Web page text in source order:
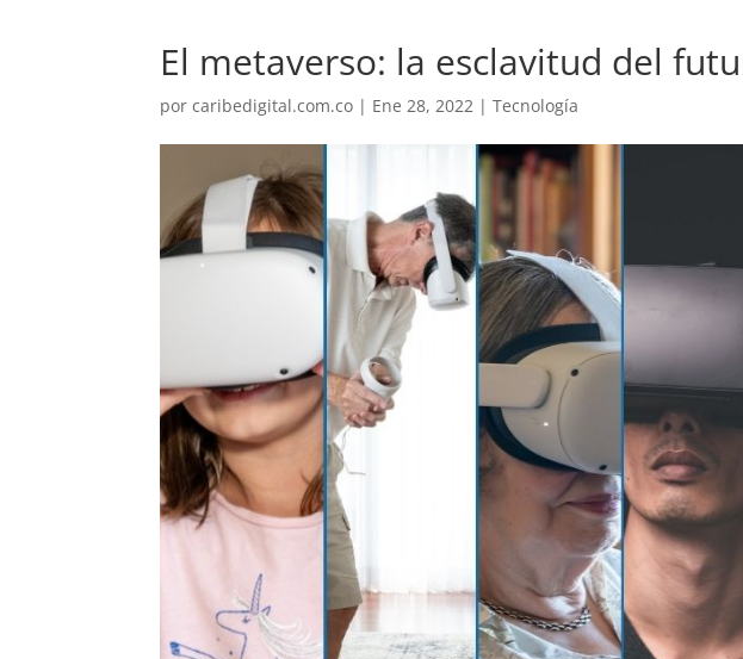
El metaverso: la esclavitud del
porcaribedigital.com.co | Ene 28, 2022 |Tecnología